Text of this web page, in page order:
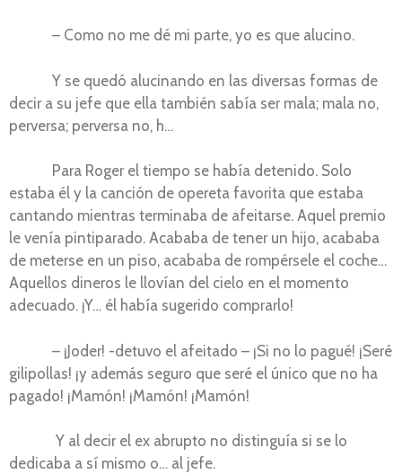
– Como no me dé mi parte, yo es que alucino.
Y se quedó alucinando en las diversas formas de
decir a su jefe que ella también sabía ser mala; mala no,
perversa; perversa no, h…
Para Roger el tiempo se había detenido. Solo
estaba él y la canción de opereta favorita que estaba
cantando mientras terminaba de afeitarse. Aquel premio
le venía pintiparado. Acababa de tener un hijo, acababa
de meterse en un piso, acababa de rompérsele el coche…
Aquellos dineros le llovían del cielo en el momento
adecuado. ¡Y… él había sugerido comprarlo!
– ¡Joder! -detuvo el afeitado – ¡Si no lo pagué! ¡Seré
gilipollas! ¡y además seguro que seré el único que no ha
pagado! ¡Mamón! ¡Mamón! ¡Mamón!
Y al decir el ex abrupto no distinguía si se lo
dedicaba a sí mismo o… al jefe.